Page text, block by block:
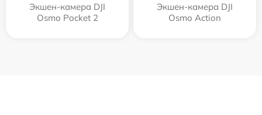
Экшен-камера DJI
Osmo Pocket 2
Экшен-камера DJI
Osmo Action